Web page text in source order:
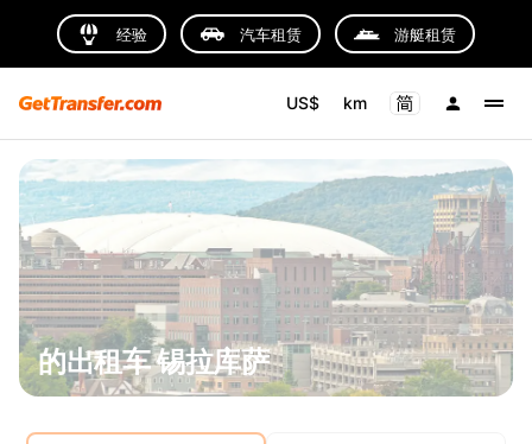
经验 汽车租赁 游艇租赁
US$ km
的出租车 锡拉库萨